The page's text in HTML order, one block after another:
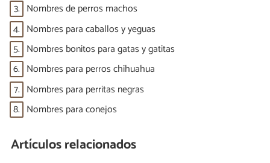
3. Nombres de perros machos
4. Nombres para caballos y yeguas
5. Nombres bonitos para gatas y gatitas
6. Nombres para perros chihuahua
7. Nombres para perritas negras
8. Nombres para conejos
Artículos relacionados